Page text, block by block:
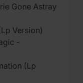
Gone Astray
Version)
-
(Lp